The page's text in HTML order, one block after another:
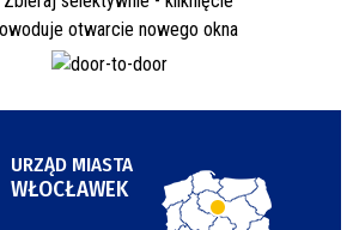
URZĄD MIASTA
WŁOCŁAWEK